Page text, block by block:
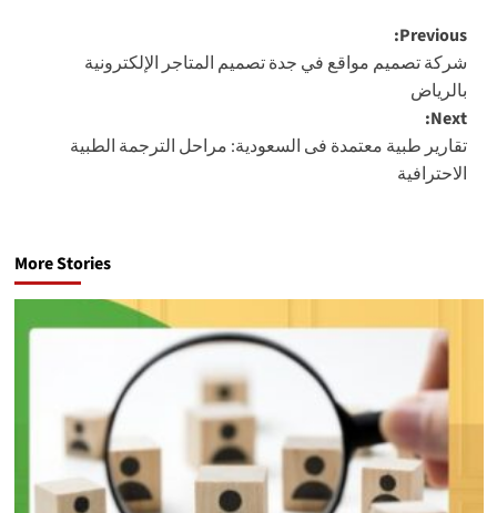
Post
navigation
Previous:
شركة تصميم مواقع في جدة تصميم المتاجر الإلكترونية
بالرياض
Next:
تقارير طبية معتمدة فى السعودية: مراحل الترجمة الطبية
الاحترافية
More Stories